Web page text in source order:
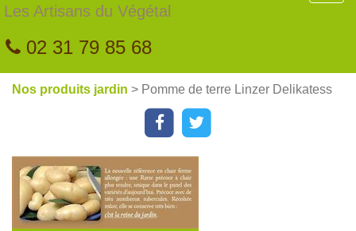
Les Artisans du Végétal
02 31 79 85 68
Nos produits jardin > Pomme de terre Linzer Delikatess